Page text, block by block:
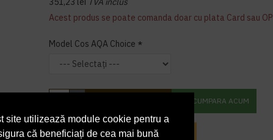
site utilizează module cookie pentru a
că beneficiați de cea mai bună
Acest produs se poate comanda doar cu plata Card sau OP
Model Cos AQA Choice
CUMPARA ACUM
INTREABA DESPRE ACEST PRODUS